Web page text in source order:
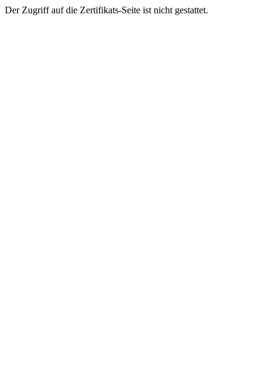
Der Zugriff auf die Zertifikats-Seite ist nicht gestattet.